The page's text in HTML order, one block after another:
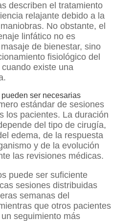
describen el tratamiento
relajante debido a la
No obstante, el
linfático no es
de bienestar, sino
fisiológico del
existe una
ser necesarias
estándar de sesiones
los pacientes. La duración
del tipo de cirugía,
edema, de la respuesta
y de la evolución
las revisiones médicas.
puede ser suficiente
sesiones distribuidas
semanas del
que otros pacientes
seguimiento más